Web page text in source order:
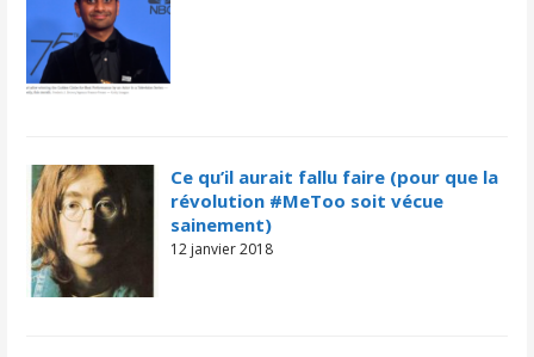
Ce qu’il aurait fallu faire (pour que la
révolution #MeToo soit vécue
sainement)
12 janvier 2018